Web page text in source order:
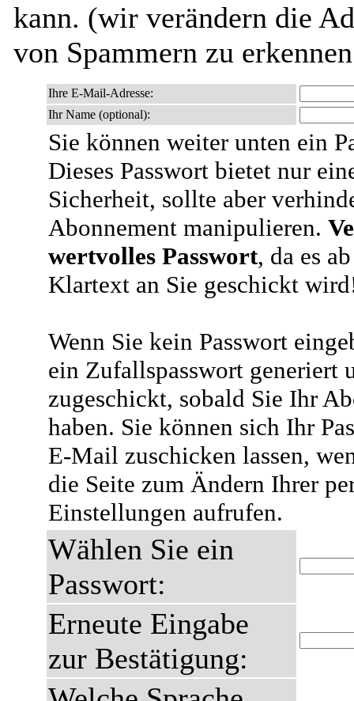
kann. (wir verändern die
von Spammern zu
Ihre E-Mail-Adresse:
Ihr Name (optional):
Sie können weiter unten ein
Dieses Passwort bietet nur
Sicherheit, sollte aber
Abonnement manipulieren.
wertvolles Passwort, da es
Klartext an Sie geschickt
Wenn Sie kein Passwort
ein Zufallspasswort generiert
zugeschickt, sobald Sie Ihr
haben. Sie können sich Ihr
E-Mail zuschicken lassen,
die Seite zum Ändern Ihrer
Einstellungen aufrufen.
Wählen Sie ein
Passwort:
Erneute Eingabe
zur Bestätigung: